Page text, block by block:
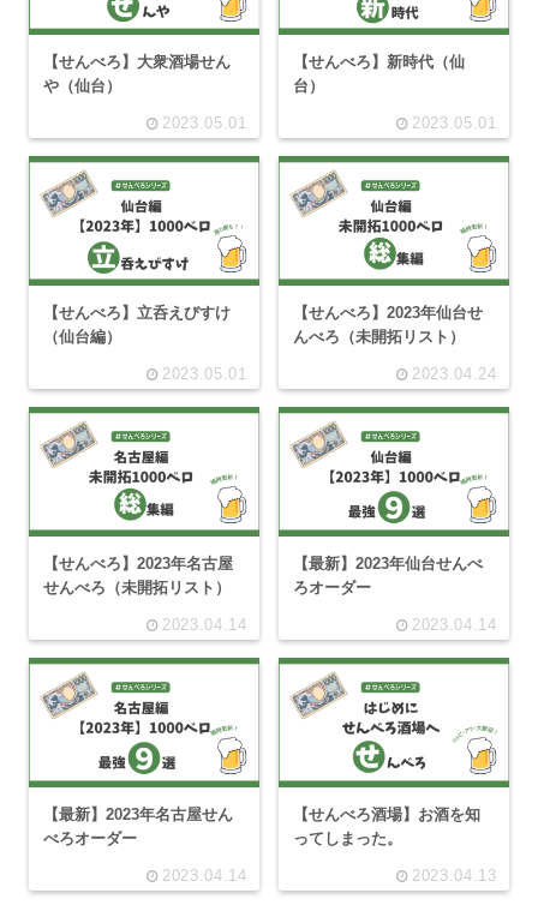
【せんべろ】大衆酒場せん
や（仙台）
2023.05.01
【せんべろ】新時代（仙
台）
2023.05.01
【せんべろ】立呑えびすけ
（仙台編）
2023.05.01
【せんべろ】2023年仙台せ
んべろ（未開拓リスト）
2023.04.24
【せんべろ】2023年名古屋
せんべろ（未開拓リスト）
2023.04.14
【最新】2023年仙台せんべ
ろオーダー
2023.04.14
【最新】2023年名古屋せん
べろオーダー
2023.04.14
【せんべろ酒場】お酒を知
ってしまった。
2023.04.13